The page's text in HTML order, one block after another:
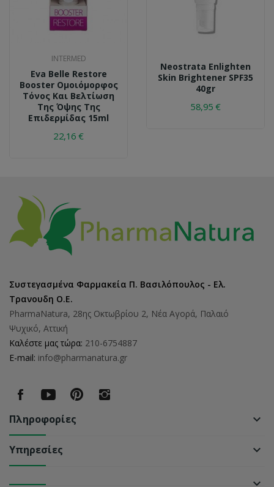
INTERMED
Eva Belle Restore
Booster Ομοιόμορφος
Τόνος Και Βελτίωση
Της Όψης Της
Επιδερμίδας 15ml
22,16 €
Neostrata Enlighten
Skin Brightener SPF35
40gr
58,95 €
Συστεγασμένα Φαρμακεία Π. Βασιλόπουλος - Ελ.
Τρανουδη Ο.Ε.
PharmaNatura, 28ης Οκτωβρίου 2, Νέα Αγορά, Παλαιό
Ψυχικό, Αττική
Καλέστε μας τώρα: 210-6754887
E-mail: info@pharmanatura.gr
Πληροφορίες keyboard_arrow_down
Υπηρεσίες keyboard_arrow_down
keyboard_arrow_down